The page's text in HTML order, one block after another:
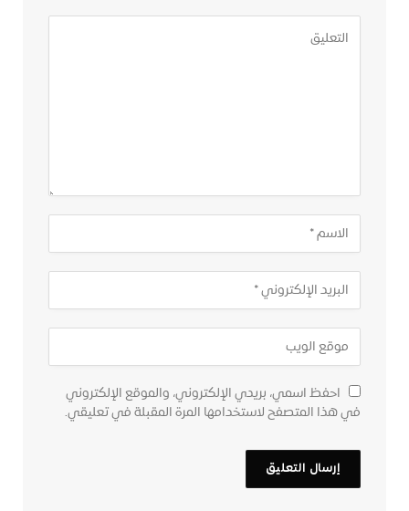
احفظ اسمي، بريدي الإلكتروني، والموقع الإلكتروني
في هذا المتصفح لاستخدامها المرة المقبلة في تعليقي.